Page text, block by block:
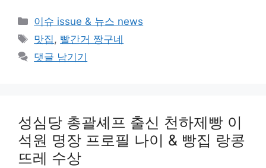
카
테
리
이슈 issue & 뉴스 news
태
그
맛집, 빨간거 짱구네
댓글 남기기
성심당 총괄셰프 출신 천하제빵 이
석원 명장 프로필 나이 & 빵집 랑콩
뜨레 수상